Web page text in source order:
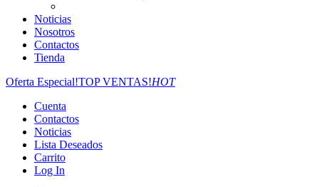
Noticias
Nosotros
Contactos
Tienda
Oferta Especial!TOP VENTAS!HOT
Cuenta
Contactos
Noticias
Lista Deseados
Carrito
Log In